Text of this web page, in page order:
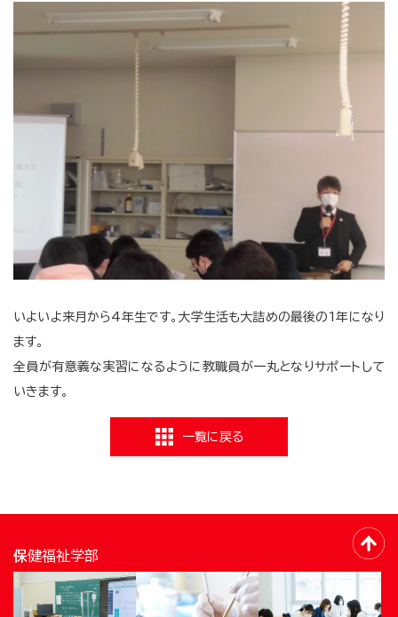
いよいよ来月から4年生です。大学生活も大詰めの最後の1年になり
ます。
全員が有意義な実習になるように教職員が一丸となりサポートして
いきます。
一覧に戻る
保健福祉学部